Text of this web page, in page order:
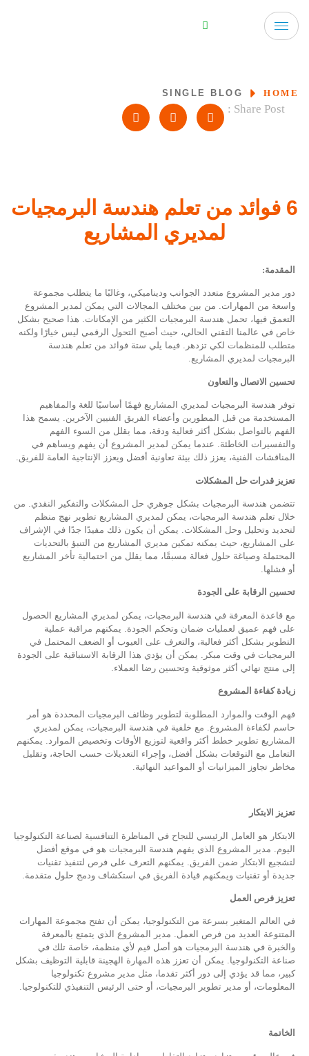
HOME
SINGLE BLOG
Share Post :
6 فوائد من تعلم هندسة البرمجيات
لمديري المشاريع
المقدمة:
دور مدير المشروع متعدد الجوانب وديناميكي، وغالبًا ما يتطلب مجموعة
واسعة من المهارات. من بين مختلف المجالات التي يمكن لمدير المشروع
التعمق فيها، تحمل هندسة البرمجيات الكثير من الإمكانات. هذا صحيح بشكل
خاص في عالمنا التقني الحالي، حيث أصبح التحول الرقمي ليس خيارًا ولكنه
متطلب للمنظمات لكي تزدهر. فيما يلي ستة فوائد من تعلم هندسة
البرمجيات لمديري المشاريع.
تحسين الاتصال والتعاون
توفر هندسة البرمجيات لمديري المشاريع فهمًا أساسيًا للغة والمفاهيم
المستخدمة من قبل المطورين وأعضاء الفريق الفنيين الآخرين. يسمح هذا
الفهم بالتواصل بشكل أكثر فعالية ودقة، مما يقلل من السوء الفهم
والتفسيرات الخاطئة. عندما يمكن لمدير المشروع أن يفهم ويساهم في
المناقشات الفنية، يعزز ذلك بيئة تعاونية أفضل ويعزز الإنتاجية العامة للفريق.
تعزيز قدرات حل المشكلات
تتضمن هندسة البرمجيات بشكل جوهري حل المشكلات والتفكير النقدي. من
خلال تعلم هندسة البرمجيات، يمكن لمديري المشاريع تطوير نهج منظم
لتحديد وتحليل وحل المشكلات. يمكن أن يكون ذلك مفيدًا جدًا في الإشراف
على المشاريع، حيث يمكنه تمكين مديري المشاريع من التنبؤ بالتحديات
المحتملة وصياغة حلول فعالة مسبقًا، مما يقلل من احتمالية تأخر المشاريع
أو فشلها.
تحسين الرقابة على الجودة
مع قاعدة المعرفة في هندسة البرمجيات، يمكن لمديري المشاريع الحصول
على فهم عميق لعمليات ضمان وتحكم الجودة. يمكنهم مراقبة عملية
التطوير بشكل أكثر فعالية، والتعرف على العيوب أو الضعف المحتمل في
البرمجيات في وقت مبكر. يمكن أن يؤدي هذا الرقابة الاستباقية على الجودة
إلى منتج نهائي أكثر موثوقية وتحسين رضا العملاء.
زيادة كفاءة المشروع
فهم الوقت والموارد المطلوبة لتطوير وظائف البرمجيات المحددة هو أمر
حاسم لكفاءة المشروع. مع خلفية في هندسة البرمجيات، يمكن لمديري
المشاريع تطوير خطط أكثر واقعية لتوزيع الأوقات وتخصيص الموارد. يمكنهم
التعامل مع التوقعات بشكل أفضل، وإجراء التعديلات حسب الحاجة، وتقليل
مخاطر تجاوز الميزانيات أو المواعيد النهائية.
تعزيز الابتكار
الابتكار هو العامل الرئيسي للنجاح في المناظرة التنافسية لصناعة التكنولوجيا
اليوم. مدير المشروع الذي يفهم هندسة البرمجيات هو في موقع أفضل
لتشجيع الابتكار ضمن الفريق. يمكنهم التعرف على فرص لتنفيذ تقنيات
جديدة أو تقنيات ويمكنهم قيادة الفريق في استكشاف ودمج حلول متقدمة.
تعزيز فرص العمل
في العالم المتغير بسرعة من التكنولوجيا، يمكن أن تفتح مجموعة المهارات
المتنوعة العديد من فرص العمل. مدير المشروع الذي يتمتع بالمعرفة
والخبرة في هندسة البرمجيات هو أصل قيم لأي منظمة، خاصة تلك في
صناعة التكنولوجيا. يمكن أن تعزز هذه المهارة الهجينة قابلية التوظيف بشكل
كبير، مما قد يؤدي إلى دور أكثر تقدما، مثل مدير مشروع تكنولوجيا
المعلومات، أو مدير تطوير البرمجيات، أو حتى الرئيس التنفيذي للتكنولوجيا.
الخاتمة